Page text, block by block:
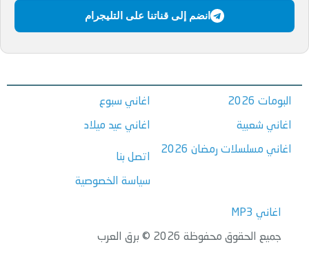
انضم إلى قناتنا على التليجرام
البومات 2026
اغاني شعبية
اغاني مسلسلات رمضان 2026
اغاني سبوع
اغاني عيد ميلاد
اتصل بنا
سياسة الخصوصية
اغاني MP3
جميع الحقوق محفوظة 2026 © برق العرب